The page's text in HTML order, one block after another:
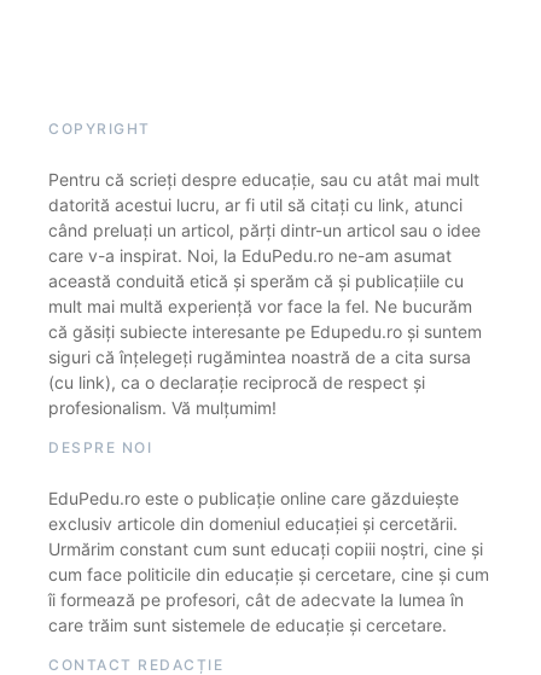
COPYRIGHT
Pentru că scrieți despre educație, sau cu atât mai mult
datorită acestui lucru, ar fi util să citați cu link, atunci
când preluați un articol, părți dintr-un articol sau o idee
care v-a inspirat. Noi, la EduPedu.ro ne-am asumat
această conduită etică și sperăm că și publicațiile cu
mult mai multă experiență vor face la fel. Ne bucurăm
că găsiți subiecte interesante pe Edupedu.ro și suntem
siguri că înțelegeți rugămintea noastră de a cita sursa
(cu link), ca o declarație reciprocă de respect și
profesionalism. Vă mulțumim!
DESPRE NOI
EduPedu.ro este o publicație online care găzduiește
exclusiv articole din domeniul educației și cercetării.
Urmărim constant cum sunt educați copiii noștri, cine și
cum face politicile din educație și cercetare, cine și cum
îi formează pe profesori, cât de adecvate la lumea în
care trăim sunt sistemele de educație și cercetare.
CONTACT REDACȚIE